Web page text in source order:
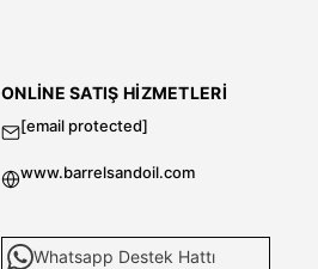
ONLINE SATIŞ HIZMETLERI
[email protected]
www.barrelsandoil.com
Whatsapp Destek Hattı